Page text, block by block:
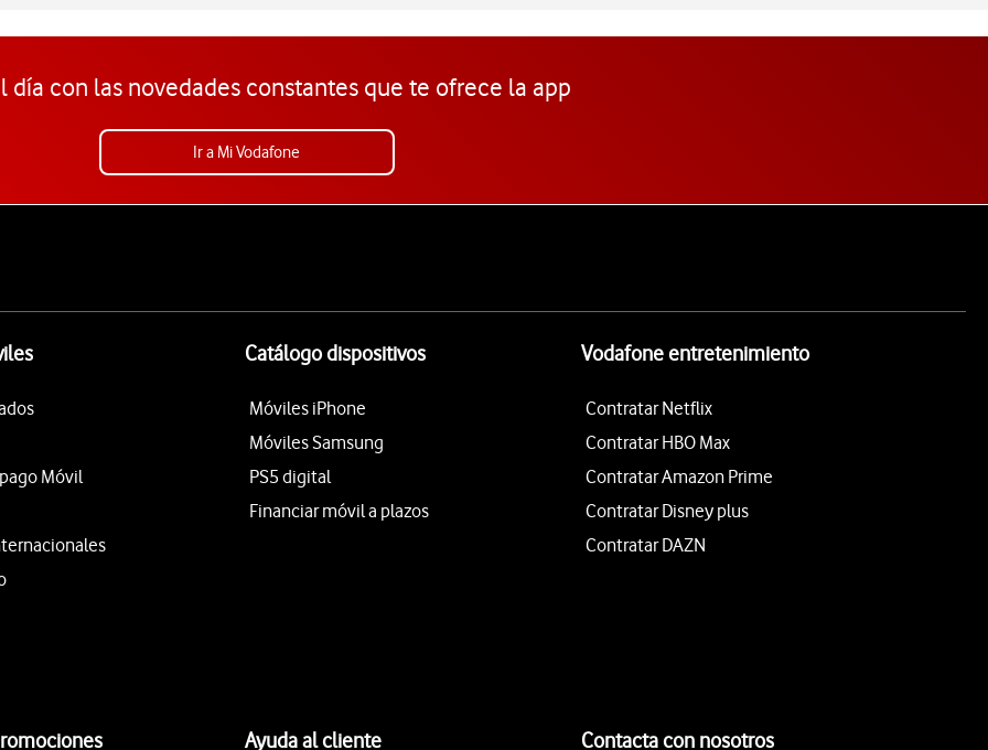
día con las novedades constantes que te ofrece la app
Ir a Mi Vodafone
Móvil
Catálogo dispositivos
Móviles iPhone
Móviles Samsung
PS5 digital
Financiar móvil a plazos
Vodafone entretenimiento
Contratar Netflix
Contratar HBO Max
Contratar Amazon Prime
Contratar Disney plus
Contratar DAZN
Ayuda al cliente Contacta con nosotros